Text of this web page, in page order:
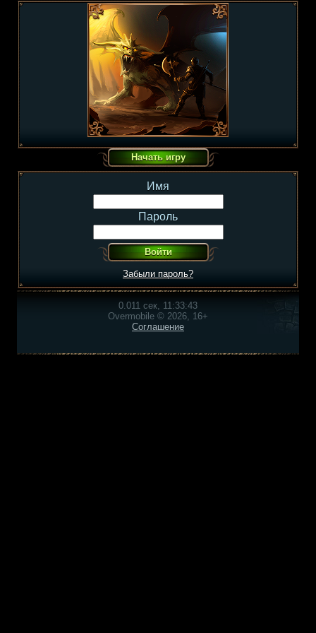
Имя
Пароль
Забыли пароль?
0.011 сек, 11:33:43
Overmobile © 2026, 16+
Соглашение